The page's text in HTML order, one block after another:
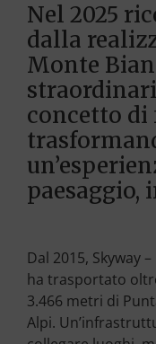
Nel 2025
dalla
Monte
concetto di
paesaggio,
Dal 2015, Skyway –
ha trasportato
3.466 metri di
Alpi.